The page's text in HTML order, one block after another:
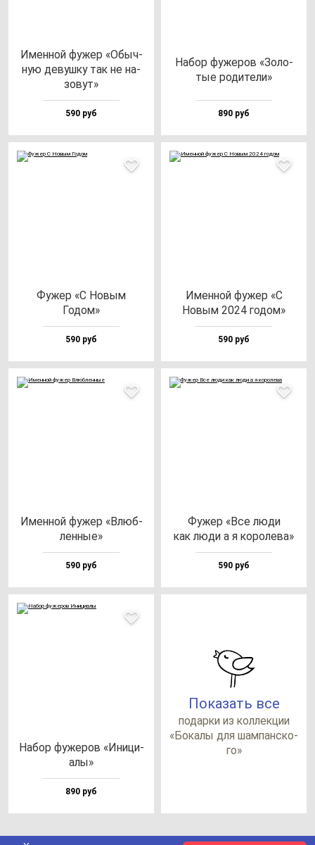
Имен­ной фу­жер «Обыч­
ную де­вуш­ку так не на­
зо­вут»
590 руб
Набор фу­же­ров «Золо­
тые ро­ди­те­ли»
890 руб
Фужер «С Новым
Годом»
590 руб
Имен­ной фу­жер «С
Новым 2024 го­дом»
590 руб
Имен­ной фу­жер «Влюб­
лен­ные»
590 руб
Фужер «Все лю­ди
как лю­ди а я ко­ро­ле­ва»
590 руб
Набор фу­же­ров «Ини­ци­
алы»
890 руб
Показать все
по­дар­ки из кол­лек­ции
«Бока­лы для шам­пан­ско­
го»